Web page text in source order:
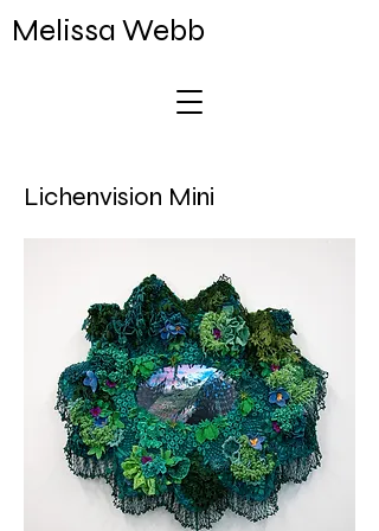
Melissa Webb
Lichenvision Mini